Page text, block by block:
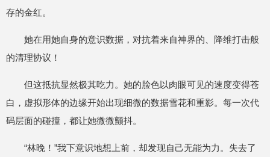
存的金红。
她在用她自身的意识数据，对抗着来自神界的、降维打击般
的清理协议！
但这抵抗显然极其吃力。她的脸色以肉眼可见的速度变得苍
白，虚拟形体的边缘开始出现细微的数据雪花和重影。每一次代
码层面的碰撞，都让她微微颤抖。
“林晚！”我下意识地想上前，却发现自己无能为力。失去了